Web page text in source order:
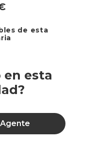
de esta
en esta